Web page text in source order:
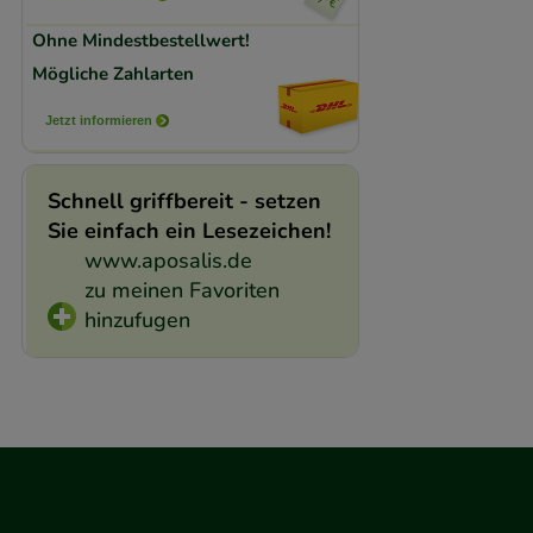
Ohne Mindestbestellwert!
Mögliche Zahlarten
Jetzt informieren
Schnell griffbereit - setzen
Sie einfach ein Lesezeichen!
www.aposalis.de
zu meinen Favoriten
hinzufugen